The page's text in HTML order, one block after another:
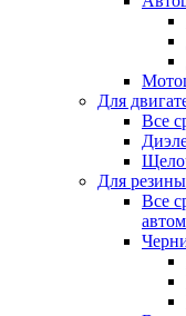
Для
Все
Для резины
Все